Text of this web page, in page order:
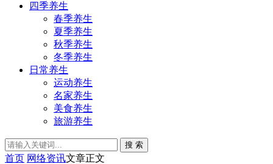
四季养生
春季养生
夏季养生
秋季养生
冬季养生
日常养生
运动养生
名家养生
美食养生
旅游养生
搜 索
首页 网络资讯文章正文